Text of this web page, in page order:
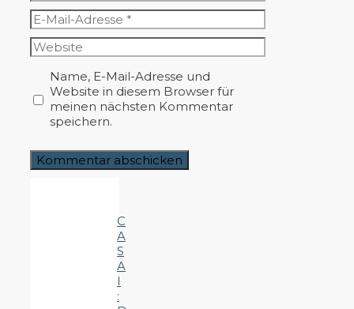
E-
Mail-
Adresse
Website
Name, E-Mail-Adresse und
Website in diesem Browser für
meinen nächsten Kommentar
speichern.
C
A
S
A
I
: